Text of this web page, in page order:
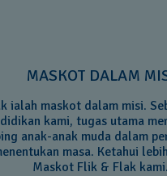
MASKOT DALAM
ialah maskot dalam misi.
kami, tugas utama
anak-anak muda dalam
masa. Ketahui
Maskot Flik & Flak kami.